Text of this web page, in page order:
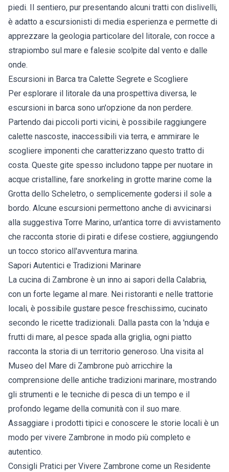
piedi. Il sentiero, pur presentando alcuni tratti con dislivelli,
è adatto a escursionisti di media esperienza e permette di
apprezzare la geologia particolare del litorale, con rocce a
strapiombo sul mare e falesie scolpite dal vento e dalle
onde.
Escursioni in Barca tra Calette Segrete e Scogliere
Per esplorare il litorale da una prospettiva diversa, le
escursioni in barca sono un'opzione da non perdere.
Partendo dai piccoli porti vicini, è possibile raggiungere
calette nascoste, inaccessibili via terra, e ammirare le
scogliere imponenti che caratterizzano questo tratto di
costa. Queste gite spesso includono tappe per nuotare in
acque cristalline, fare snorkeling in grotte marine come la
Grotta dello Scheletro, o semplicemente godersi il sole a
bordo. Alcune escursioni permettono anche di avvicinarsi
alla suggestiva Torre Marino, un'antica torre di avvistamento
che racconta storie di pirati e difese costiere, aggiungendo
un tocco storico all'avventura marina.
Sapori Autentici e Tradizioni Marinare
La cucina di Zambrone è un inno ai sapori della Calabria,
con un forte legame al mare. Nei ristoranti e nelle trattorie
locali, è possibile gustare pesce freschissimo, cucinato
secondo le ricette tradizionali. Dalla pasta con la 'nduja e
frutti di mare, al pesce spada alla griglia, ogni piatto
racconta la storia di un territorio generoso. Una visita al
Museo del Mare di Zambrone può arricchire la
comprensione delle antiche tradizioni marinare, mostrando
gli strumenti e le tecniche di pesca di un tempo e il
profondo legame della comunità con il suo mare.
Assaggiare i prodotti tipici e conoscere le storie locali è un
modo per vivere Zambrone in modo più completo e
autentico.
Consigli Pratici per Vivere Zambrone come un Residente